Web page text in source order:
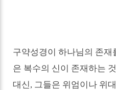
구약성경이 하나님의 존재
은 복수의 신이 존재하는
대신, 그들은 위엄이나 위